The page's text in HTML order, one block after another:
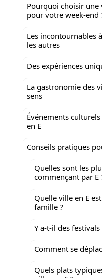
Pourquoi choisir une
pour votre week-end
Les incontournables
les autres
Des expériences
La gastronomie des
sens
Événements
en E
Conseils pratiques
Quelles sont les
commençant par E
Quelle ville en E
famille ?
Y a-t-il des
Comment se
Quels plats